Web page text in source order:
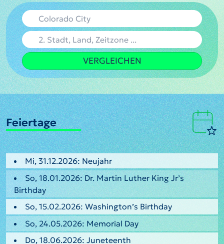
VERGLEICHEN
Feiertage
Mi, 31.12.2026: Neujahr
So, 18.01.2026: Dr. Martin Luther King Jr’s
Birthday
So, 15.02.2026: Washington’s Birthday
So, 24.05.2026: Memorial Day
Do, 18.06.2026: Juneteenth